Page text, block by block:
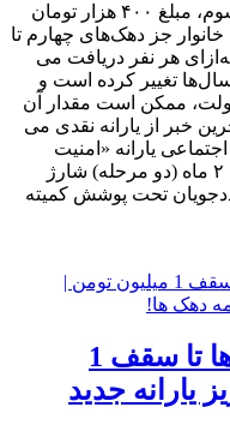
سرپرستان خانوار جز دهک‌های اول تا سوم، مبلغ ۴۰۰ هزار تومان
خانوار جز دهک‌های چهارم تا
نقدی به‌ازای هر نفر دریافت می
تغییر کرده است و
ممکن است مقدار آن
خبر از یارانه نقدی می
یارانه «امنیت
غذایی کودکان»، امروز ۵ بهمن‌ماه برای ۲ ماه (دو مرحله) شارژ
تحت پوشش کمیته
یارانه نقدی عید این دهک ها تا سقف 1
یارانه جدید